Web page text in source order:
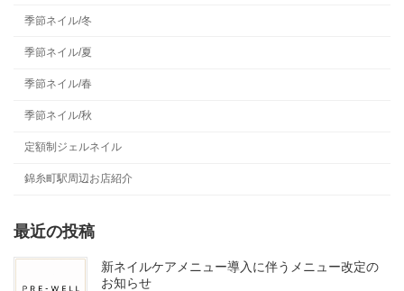
季節ネイル/冬
季節ネイル/夏
季節ネイル/春
季節ネイル/秋
定額制ジェルネイル
錦糸町駅周辺お店紹介
最近の投稿
新ネイルケアメニュー導入に伴うメニュー改定の
お知らせ